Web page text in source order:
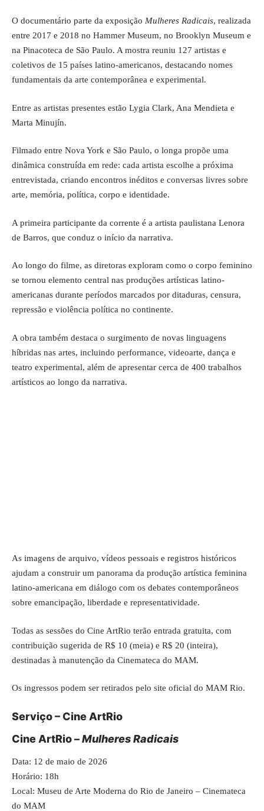
O documentário parte da exposição Mulheres Radicais, realizada
entre 2017 e 2018 no Hammer Museum, no Brooklyn Museum e
na Pinacoteca de São Paulo. A mostra reuniu 127 artistas e
coletivos de 15 países latino-americanos, destacando nomes
fundamentais da arte contemporânea e experimental.
Entre as artistas presentes estão Lygia Clark, Ana Mendieta e
Marta Minujín.
Filmado entre Nova York e São Paulo, o longa propõe uma
dinâmica construída em rede: cada artista escolhe a próxima
entrevistada, criando encontros inéditos e conversas livres sobre
arte, memória, política, corpo e identidade.
A primeira participante da corrente é a artista paulistana Lenora
de Barros, que conduz o início da narrativa.
Ao longo do filme, as diretoras exploram como o corpo feminino
se tornou elemento central nas produções artísticas latino-
americanas durante períodos marcados por ditaduras, censura,
repressão e violência política no continente.
A obra também destaca o surgimento de novas linguagens
híbridas nas artes, incluindo performance, videoarte, dança e
teatro experimental, além de apresentar cerca de 400 trabalhos
artísticos ao longo da narrativa.
As imagens de arquivo, vídeos pessoais e registros históricos
ajudam a construir um panorama da produção artística feminina
latino-americana em diálogo com os debates contemporâneos
sobre emancipação, liberdade e representatividade.
Todas as sessões do Cine ArtRio terão entrada gratuita, com
contribuição sugerida de R$ 10 (meia) e R$ 20 (inteira),
destinadas à manutenção da Cinemateca do MAM.
Os ingressos podem ser retirados pelo site oficial do MAM Rio.
Serviço – Cine ArtRio
Cine ArtRio –Mulheres Radicais
Data: 12 de maio de 2026
Horário: 18h
Local: Museu de Arte Moderna do Rio de Janeiro – Cinemateca
do MAM